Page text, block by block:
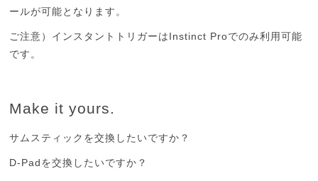
ールが可能となります。
ご注意）インスタントトリガーは Instinct Proでのみ利用可能
です。
Make it yours.
サムスティックを交換したいですか？
D-Pad を交換したいですか？